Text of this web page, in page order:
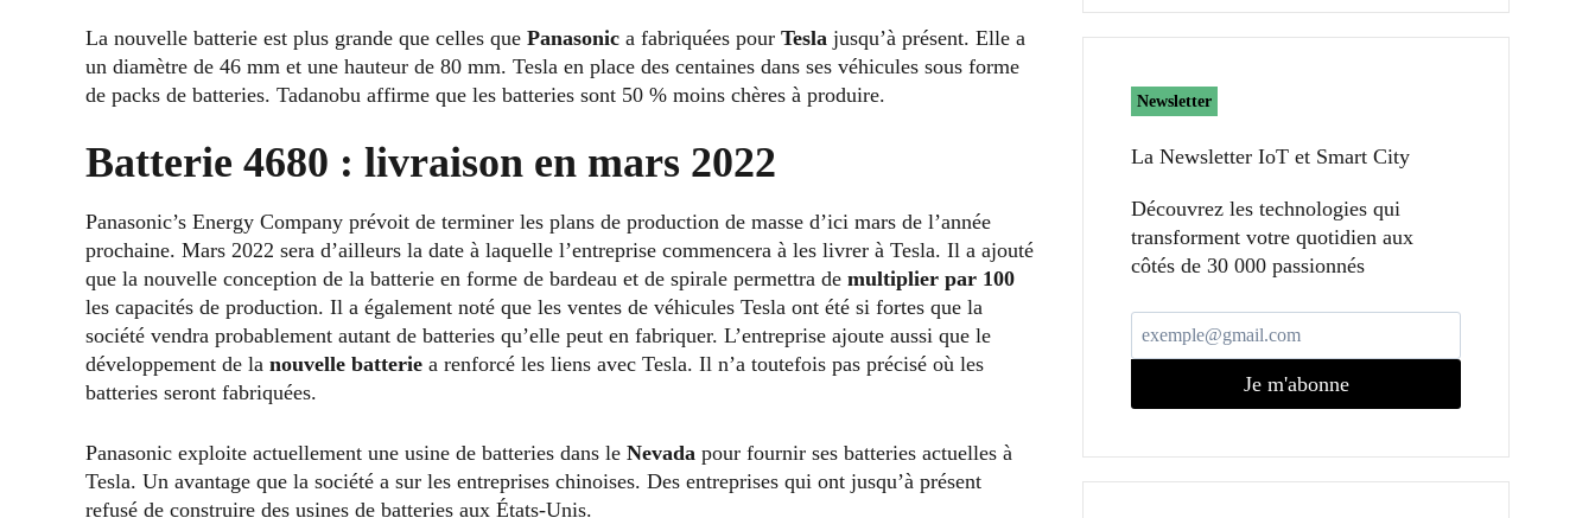
La nouvelle batterie est plus grande que celles que Panasonic a fabriquées pour Tesla jusqu’à présent. Elle a
un diamètre de 46 mm et une hauteur de 80 mm. Tesla en place des centaines dans ses véhicules sous forme
de packs de batteries. Tadanobu affirme que les batteries sont 50 % moins chères à produire.
Batterie 4680 : livraison en mars 2022
Panasonic’s Energy Company prévoit de terminer les plans de production de masse d’ici mars de l’année
prochaine. Mars 2022 sera d’ailleurs la date à laquelle l’entreprise commencera à les livrer à Tesla. Il a ajouté
que la nouvelle conception de la batterie en forme de bardeau et de spirale permettra de multiplier par 100
les capacités de production. Il a également noté que les ventes de véhicules Tesla ont été si fortes que la
société vendra probablement autant de batteries qu’elle peut en fabriquer. L’entreprise ajoute aussi que le
développement de la nouvelle batterie a renforcé les liens avec Tesla. Il n’a toutefois pas précisé où les
batteries seront fabriquées.
Panasonic exploite actuellement une usine de batteries dans le Nevada pour fournir ses batteries actuelles à
Tesla. Un avantage que la société a sur les entreprises chinoises. Des entreprises qui ont jusqu’à présent
refusé de construire des usines de batteries aux États-Unis.
Newsletter
La Newsletter IoT et Smart City​
Découvrez les technologies qui
transforment votre quotidien aux
côtés de 30 000 passionnés
Je m'abonne